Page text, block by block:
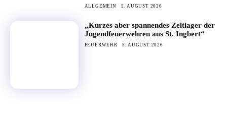
ALLGEMEIN 5. AUGUST 2026
„Kurzes aber spannendes Zeltlager der
Jugendfeuerwehren aus St. Ingbert“
FEUERWEHR 5. AUGUST 2026